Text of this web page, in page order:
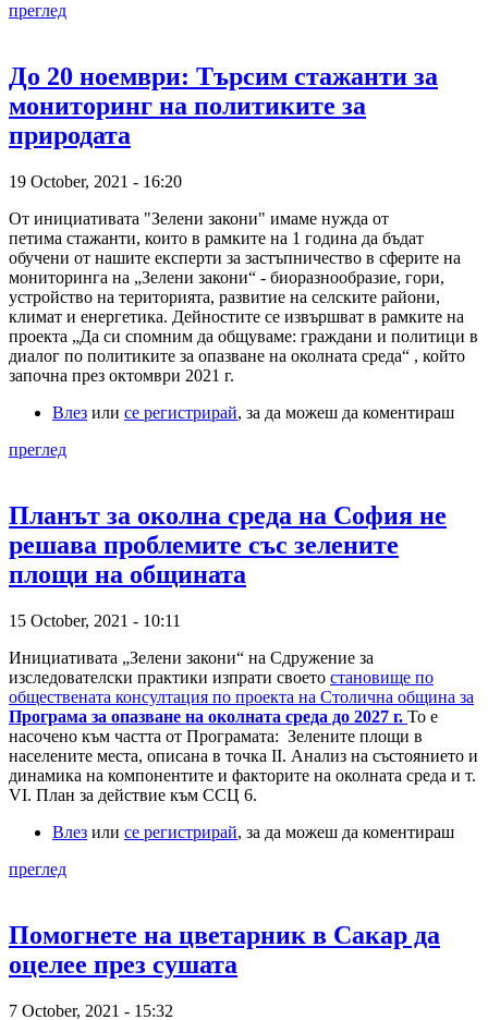
преглед
До 20 ноември: Търсим стажанти за
мониторинг на политиките за
природата
19 October, 2021 - 16:20
От инициативата "Зелени закони" имаме нужда от
петима стажанти, които в рамките на 1 година да бъдат
обучени от нашите експерти за застъпничество в сферите на
мониторинга на „Зелени закони“ - биоразнообразие, гори,
устройство на територията, развитие на селските райони,
климат и енергетика. Дейностите се извършват в рамките на
проекта „Да си спомним да общуваме: граждани и политици в
диалог по политиките за опазване на околната среда“ , който
започна през октомври 2021 г.
Влез или се регистрирай, за да можеш да коментираш
преглед
Планът за околна среда на София не
решава проблемите със зелените
площи на общината
15 October, 2021 - 10:11
Инициативата „Зелени закони“ на Сдружение за
изследователски практики изпрати своето становище по
обществената консултация по проекта на Столична община за
Програма за опазване на околната среда до 2027 г. То е
насочено към частта от Програмата: Зелените площи в
населените места, описана в точка II. Анализ на състоянието и
динамика на компонентите и факторите на околната среда и т.
VI. План за действие към ССЦ 6.
Влез или се регистрирай, за да можеш да коментираш
преглед
Помогнете на цветарник в Сакар да
оцелее през сушата
7 October, 2021 - 15:32